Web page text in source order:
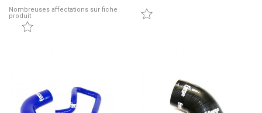
Nombreuses affectations sur fiche
produit